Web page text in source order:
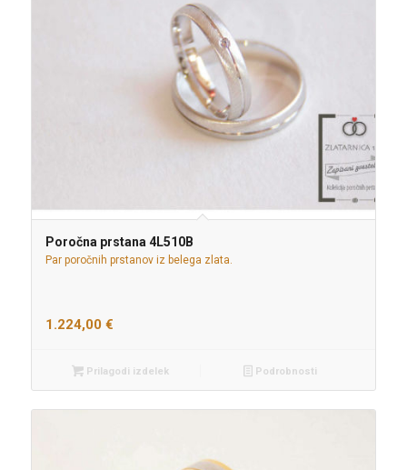
Poročna prstana 4L510B
Par poročnih prstanov iz belega zlata.
1.224,00 €
Prilagodi izdelek Podrobnosti